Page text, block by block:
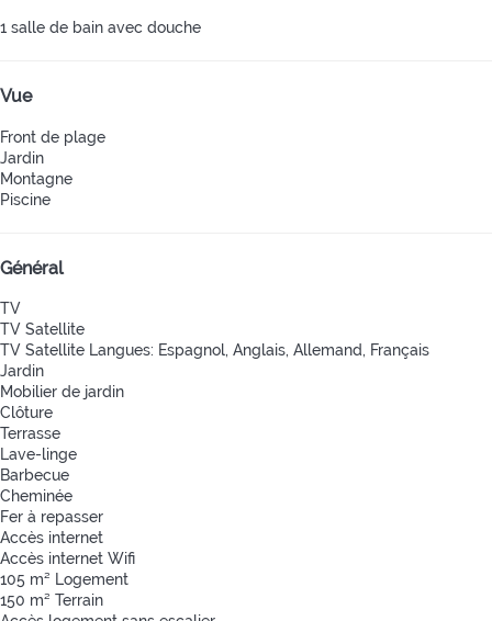
1 salle de bain avec douche
Vue
Front de plage
Jardin
Montagne
Piscine
Général
TV
TV Satellite
TV Satellite Langues: Espagnol, Anglais, Allemand, Français
Jardin
Mobilier de jardin
Clôture
Terrasse
Lave-linge
Barbecue
Cheminée
Fer à repasser
Accès internet
Accès internet Wifi
105 m² Logement
150 m² Terrain